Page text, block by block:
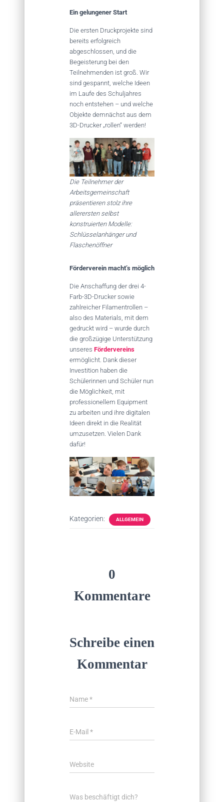
Ein gelungener Start
Die ersten Druckprojekte sind
bereits erfolgreich
abgeschlossen, und die
Begeisterung bei den
Teilnehmenden ist groß. Wir
sind gespannt, welche Ideen
im Laufe des Schuljahres
noch entstehen – und welche
Objekte demnächst aus dem
3D-Drucker „rollen“ werden!
Die Teilnehmer der
Arbeitsgemeinschaft
präsentieren stolz ihre
allerersten selbst
konstruierten Modelle:
Schlüsselanhänger und
Flaschenöffner
Förderverein macht’s möglich
Die Anschaffung der drei 4-
Farb-3D-Drucker sowie
zahlreicher Filamentrollen –
also des Materials, mit dem
gedruckt wird – wurde durch
die großzügige Unterstützung
unseres Fördervereins
ermöglicht. Dank dieser
Investition haben die
Schülerinnen und Schüler nun
die Möglichkeit, mit
professionellem Equipment
zu arbeiten und ihre digitalen
Ideen direkt in die Realität
umzusetzen. Vielen Dank
dafür!
Kategorien: ALLGEMEIN
0
Kommentare
Schreibe einen
Kommentar
Name*
E-Mail*
Website
Was beschäftigt dich?